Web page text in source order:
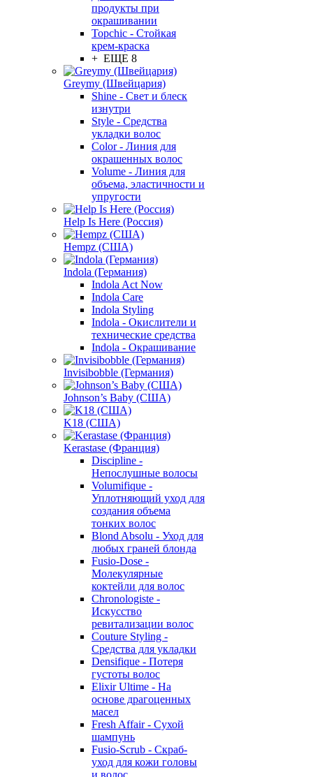
продукты при
окрашивании
Topchic - Стойкая
крем-краска
+ ЕЩЕ 8
Greymy (Швейцария)
Shine - Свет и блеск
изнутри
Style - Средства
укладки волос
Color - Линия для
окрашенных волос
Volume - Линия для
объема, эластичности и
упругости
Help Is Here (Россия)
Hempz (США)
Indola (Германия)
Indola Act Now
Indola Care
Indola Styling
Indola - Окислители и
технические средства
Indola - Окрашивание
Invisibobble (Германия)
Johnson’s Baby (США)
K18 (США)
Kerastase (Франция)
Discipline -
Непослушные волосы
Volumifique -
Уплотняющий уход для
создания объема
тонких волос
Blond Absolu - Уход для
любых граней блонда
Fusio-Dose -
Молекулярные
коктейли для волос
Chronologiste -
Искусство
ревитализации волос
Couture Styling -
Средства для укладки
Densifique - Потеря
густоты волос
Elixir Ultime - На
основе драгоценных
масел
Fresh Affair - Сухой
шампунь
Fusio-Scrub - Скраб-
уход для кожи головы
и волос